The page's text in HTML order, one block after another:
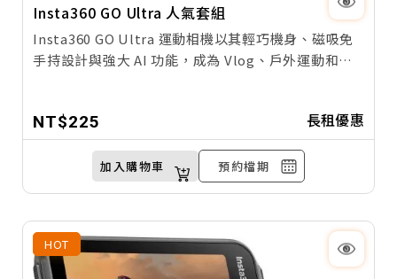
Insta360 GO Ultra 人氣套組
Insta360 GO Ultra 運動相機以其輕巧機身、磁吸免
手持設計與強大 AI 功能，成為 Vlog、戶外運動和親
不必花大錢就能立即體驗這款人氣運動相機！
NT$225 長租優惠
加入購物車 預約檔期